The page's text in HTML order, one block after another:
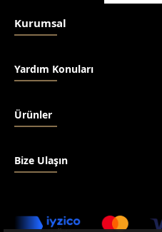
Kurumsal
Yardım Konuları
Ürünler
Bize Ulaşın